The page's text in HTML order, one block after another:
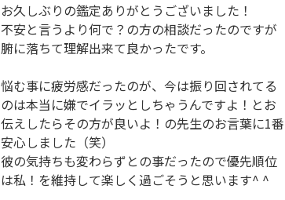
お久しぶりの鑑定ありがとうございました！
不安と言うより何で？の方の相談だったのですが
腑に落ちて理解出来て良かったです。
悩む事に疲労感だったのが、今は振り回されてる
のは本当に嫌でイラッとしちゃうんですよ！とお
伝えしたらその方が良いよ！の先生のお言葉に1番
安心しました（笑）
彼の気持ちも変わらずとの事だったので優先順位
は私！を維持して楽しく過ごそうと思います^ ^